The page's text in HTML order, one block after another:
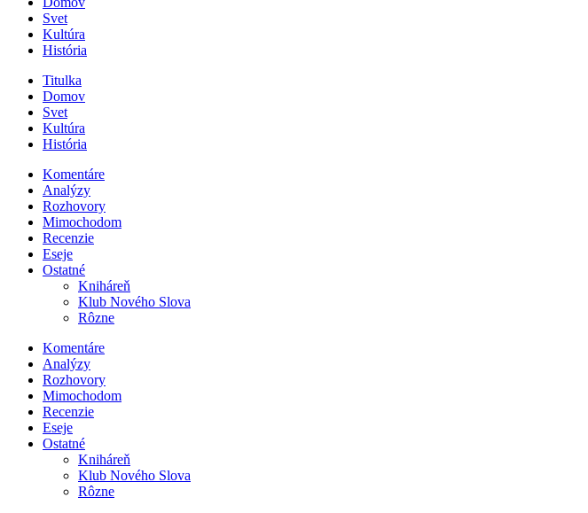
Svet
Kultúra
História
Titulka
Domov
Svet
Kultúra
História
Komentáre
Analýzy
Rozhovory
Mimochodom
Recenzie
Eseje
Ostatné
Kniháreň
Klub Nového Slova
Rôzne
Komentáre
Analýzy
Rozhovory
Mimochodom
Recenzie
Eseje
Ostatné
Kniháreň
Klub Nového Slova
Rôzne